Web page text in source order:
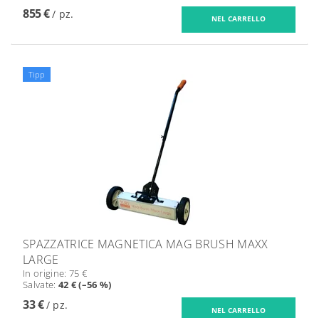
855 €/ pz.
Tipp
SPAZZATRICE MAGNETICA MAG BRUSH MAXX
LARGE
In origine: 75 €
Salvate: 42 € (–56 %)
33 €/ pz.